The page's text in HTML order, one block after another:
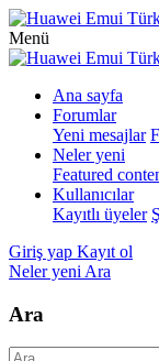
Menü
Ana sayfa
Forumlar
Yeni mesajlar
Neler yeni
Featured
Kullanıcılar
Kayıtlı üyeler
Giriş yap Kayıt ol
Neler yeni Ara
Ara